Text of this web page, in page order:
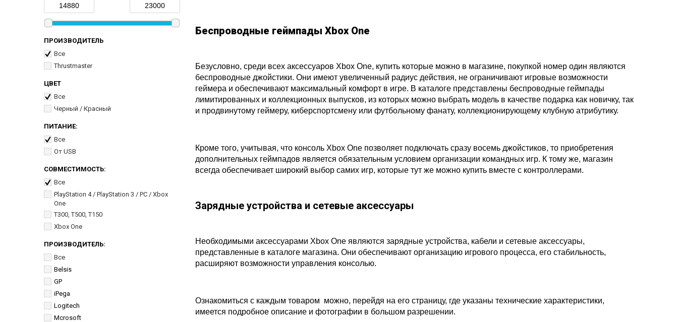
ПРОИЗВОДИТЕЛЬ
Все
Thrustmaster
ЦВЕТ
Все
Черный / Красный
ПИТАНИЕ:
Все
От USB
СОВМЕСТИМОСТЬ:
Все
PlayStation 4 / PlayStation 3 / PC / Xbox
One
T300, T500, T150
Xbox One
ПРОИЗВОДИТЕЛЬ:
Все
Belsis
GP
iPega
Logitech
Mcrosoft
Беспроводные геймпады Xbox One
Безусловно, среди всех аксессуаров Xbox One, купить которые можно в магазине, покупкой номер один являются
беспроводные джойстики. Они имеют увеличенный радиус действия, не ограничивают игровые возможности
геймера и обеспечивают максимальный комфорт в игре. В каталоге представлены беспроводные геймпады
лимитированных и коллекционных выпусков, из которых можно выбрать модель в качестве подарка как новичку, так
и продвинутому геймеру, киберспортсмену или футбольному фанату, коллекционирующему клубную атрибутику.
Кроме того, учитывая, что консоль Xbox One позволяет подключать сразу восемь джойстиков, то приобретения
дополнительных геймпадов является обязательным условием организации командных игр. К тому же, магазин
всегда обеспечивает широкий выбор самих игр, которые тут же можно купить вместе с контроллерами.
Зарядные устройства и сетевые аксессуары
Необходимыми аксессуарами Xbox One являются зарядные устройства, кабели и сетевые аксессуары,
представленные в каталоге магазина. Они обеспечивают организацию игрового процесса, его стабильность,
расширяют возможности управления консолью.
Ознакомиться с каждым товаром можно, перейдя на его страницу, где указаны технические характеристики,
имеется подробное описание и фотографии в большом разрешении.